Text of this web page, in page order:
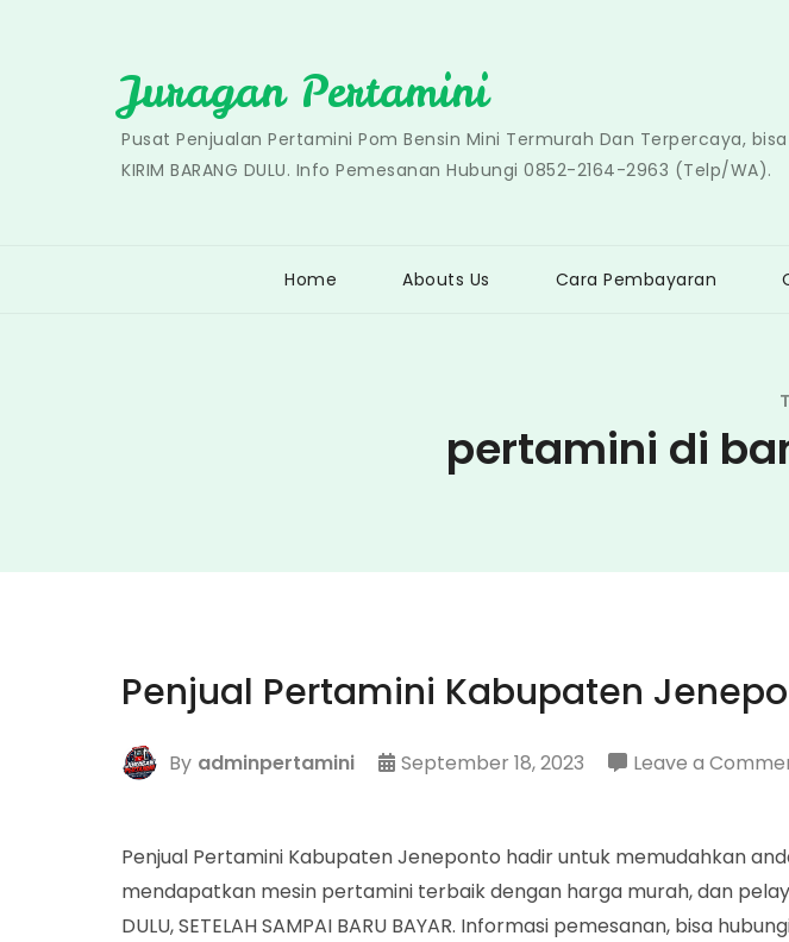
Juragan Pertamini
Pusat Penjualan Pertamini Pom Bensin Mini Termurah Dan Terpercaya, bisa
KIRIM BARANG DULU. Info Pemesanan Hubungi 0852-2164-2963 (Telp/WA).
Home Abouts Us Cara Pembayaran
pertamini di
Penjual Pertamini Kabupaten
By adminpertamini September 18, 2023 Leave a
Penjual Pertamini Kabupaten Jeneponto hadir untuk memudahkan
mendapatkan mesin pertamini terbaik dengan harga murah, dan
DULU, SETELAH SAMPAI BARU BAYAR. Informasi pemesanan, bisa